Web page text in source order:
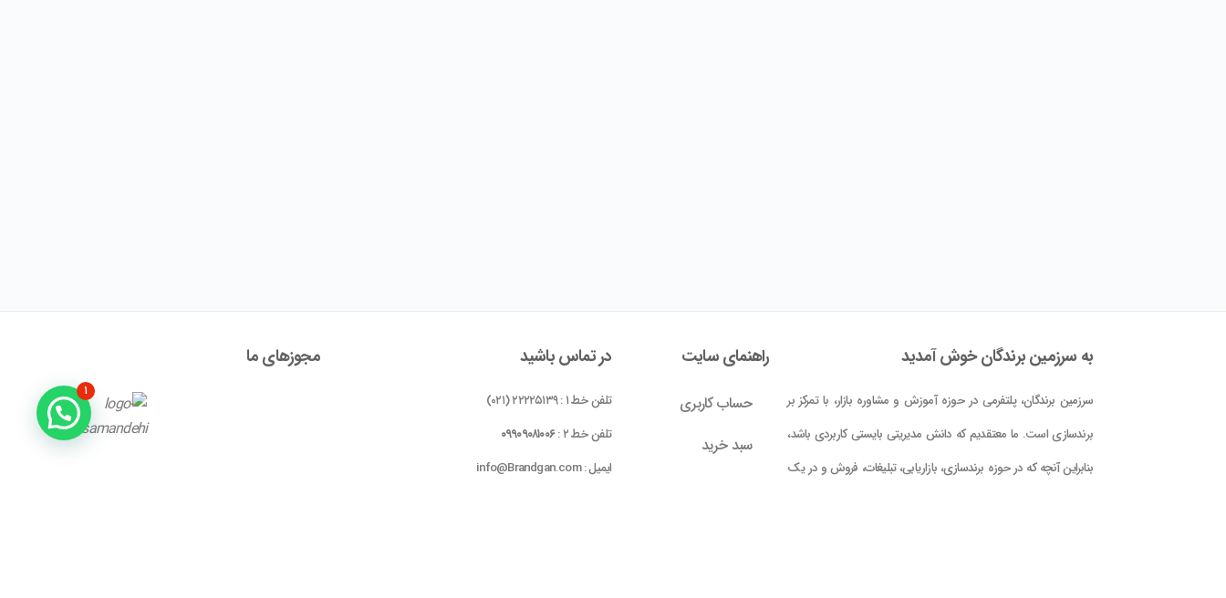
به سرزمین برندگان خوش آمدید
سرزمین برندگان، پلتفرمی در حوزه آموزش و مشاوره بازار، با تمرکز بر
برندسازی است. ما معتقدیم که دانش مدیریتی بایستی کاربردی باشد،
بنابراین آنچه که در حوزه برندسازی، بازاریابی، تبلیغات، فروش و در یک
راهنمای سایت
حساب کاربری
سبد خرید
در تماس باشید
تلفن خط ۱ : ۲۲۲۲۵۱۳۹ (۰۲۱)
تلفن خط ۲ :
۰۹۹۰۹۰۸۱۰۰۶
ایمیل : info@Brandgan.com
مجوز‌های ما
۱